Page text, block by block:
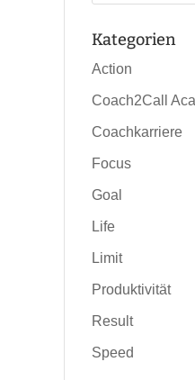
Kategorien
Action
Coach2Call
Coachkarriere
Focus
Goal
Life
Limit
Produktivität
Result
Speed